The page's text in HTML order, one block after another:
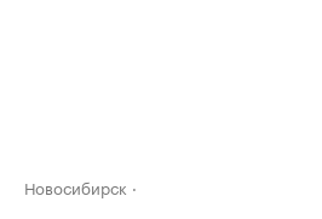
Новосибирск